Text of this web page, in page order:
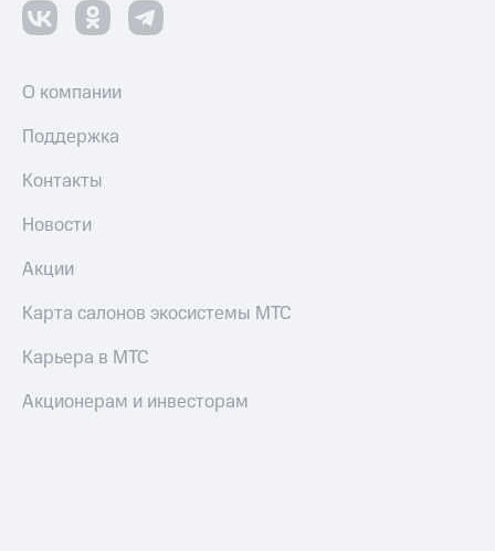
О компании
Поддержка
Контакты
Новости
Акции
Карта салонов экосистемы МТС
Карьера в МТС
Акционерам и инвесторам